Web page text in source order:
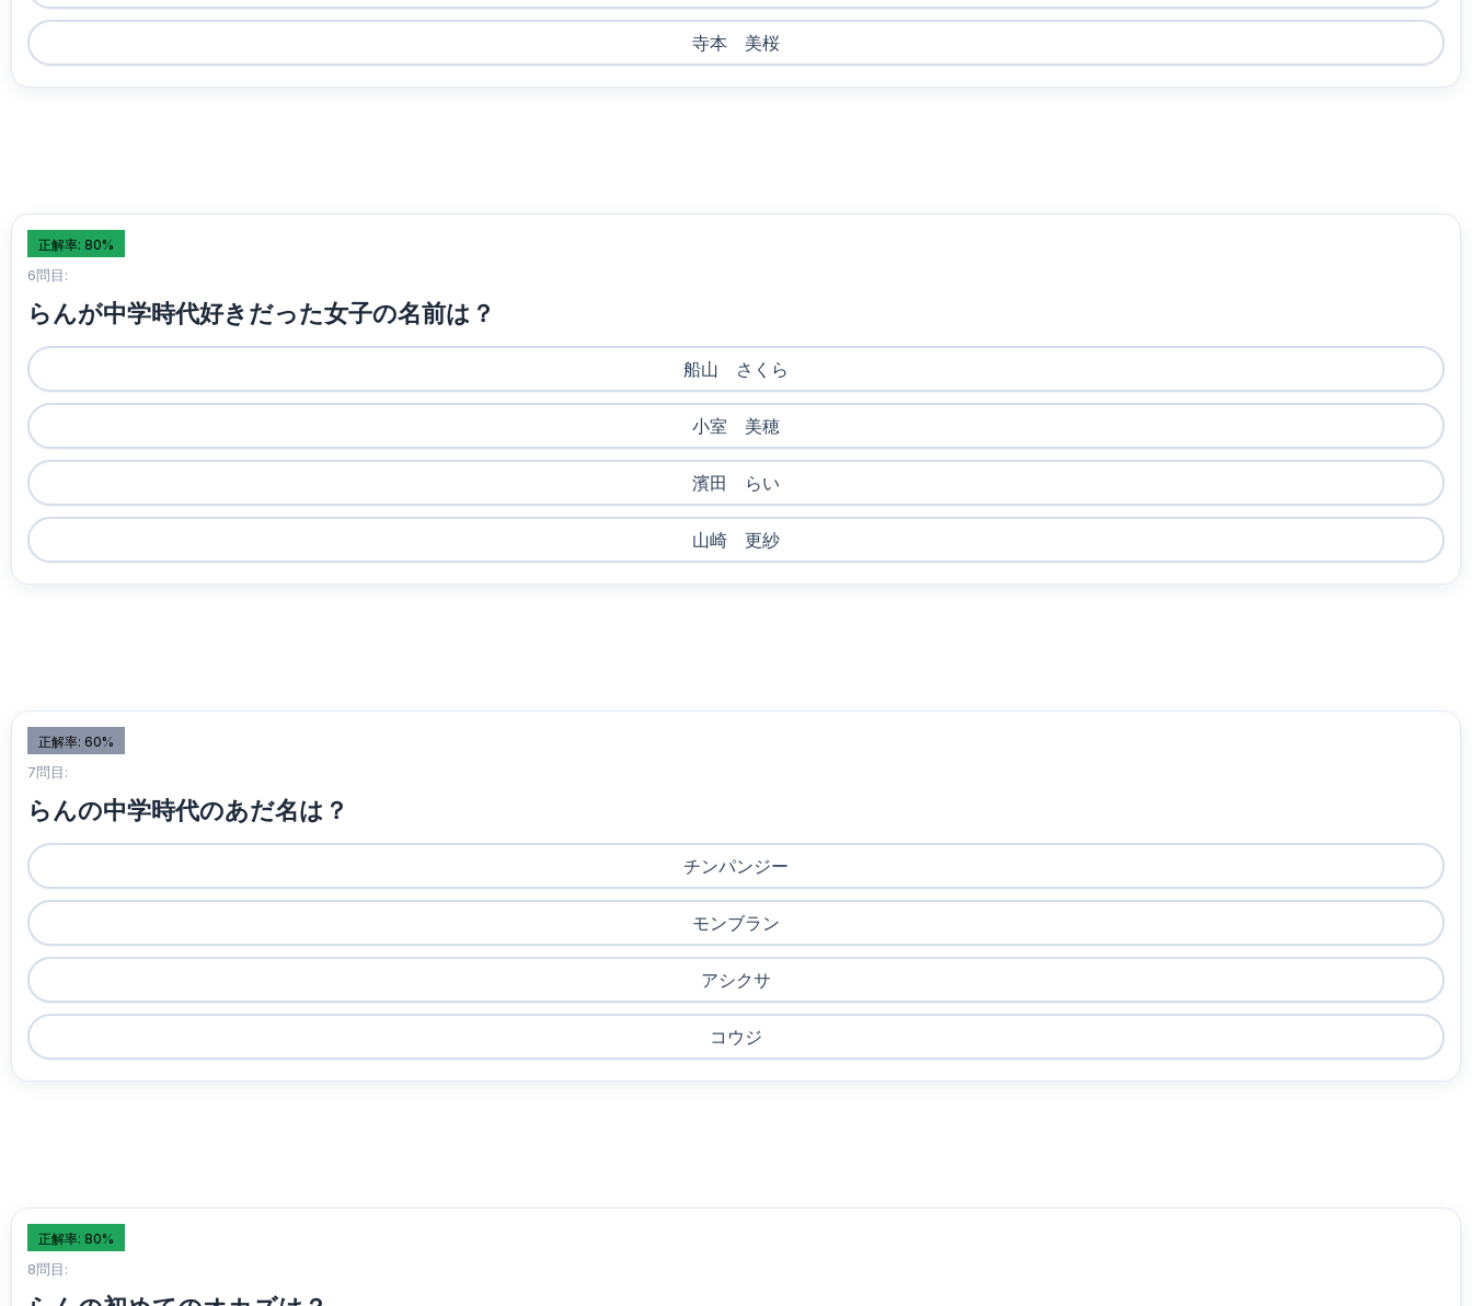
寺本 美桜
正解率: 80%
6問目:
らんが中学時代好きだった女子の名前は？
船山 さくら
小室 美穂
濱田 らい
山崎 更紗
正解率: 60%
7問目:
らんの中学時代のあだ名は？
チンパンジー
モンブラン
アシクサ
コウジ
正解率: 80%
8問目: